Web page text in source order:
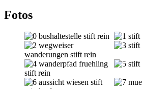
Fotos